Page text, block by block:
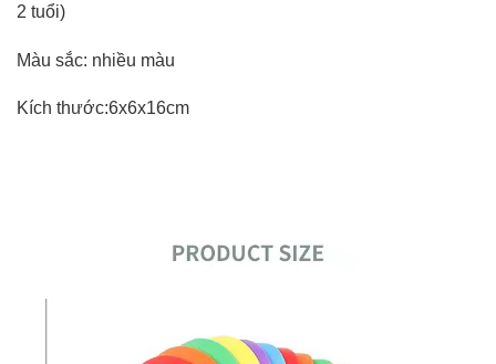
2 tuổi)
Màu sắc: nhiều màu
Kích thước:6x6x16cm